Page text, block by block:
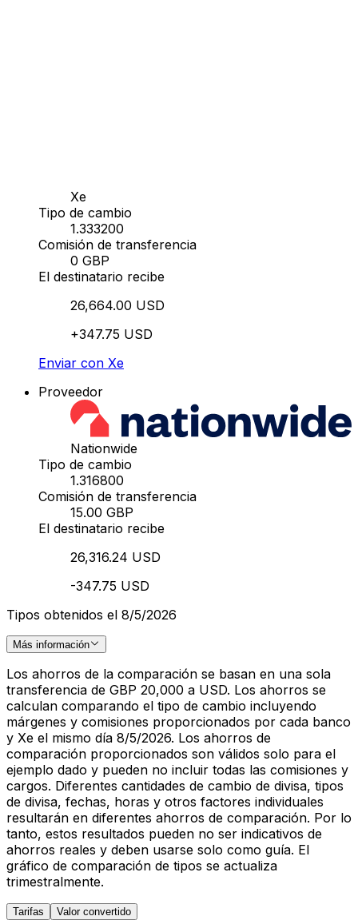
Xe
Tipo de cambio
1.333200
Comisión de transferencia
0 GBP
El destinatario recibe
26,664.00 USD
+347.75 USD
Enviar con Xe
Proveedor
Nationwide
Tipo de cambio
1.316800
Comisión de transferencia
15.00 GBP
El destinatario recibe
26,316.24 USD
-347.75 USD
Tipos obtenidos el 8/5/2026
Más información
Los ahorros de la comparación se basan en una sola
transferencia de GBP 20,000 a USD. Los ahorros se
calculan comparando el tipo de cambio incluyendo
márgenes y comisiones proporcionados por cada banco
y Xe el mismo día 8/5/2026. Los ahorros de
comparación proporcionados son válidos solo para el
ejemplo dado y pueden no incluir todas las comisiones y
cargos. Diferentes cantidades de cambio de divisa, tipos
de divisa, fechas, horas y otros factores individuales
resultarán en diferentes ahorros de comparación. Por lo
tanto, estos resultados pueden no ser indicativos de
ahorros reales y deben usarse solo como guía. El
gráfico de comparación de tipos se actualiza
trimestralmente.
Tarifas Valor convertido